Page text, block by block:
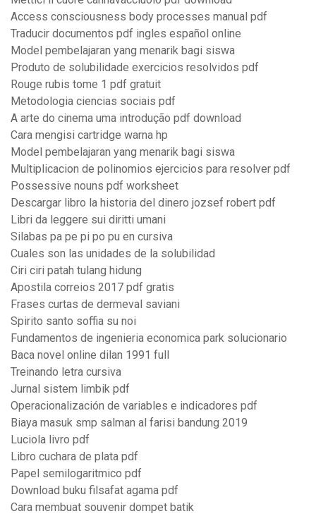
Access consciousness body processes manual pdf
Traducir documentos pdf ingles español online
Model pembelajaran yang menarik bagi siswa
Produto de solubilidade exercicios resolvidos pdf
Rouge rubis tome 1 pdf gratuit
Metodologia ciencias sociais pdf
A arte do cinema uma introdução pdf download
Cara mengisi cartridge warna hp
Model pembelajaran yang menarik bagi siswa
Multiplicacion de polinomios ejercicios para resolver pdf
Possessive nouns pdf worksheet
Descargar libro la historia del dinero jozsef robert pdf
Libri da leggere sui diritti umani
Silabas pa pe pi po pu en cursiva
Cuales son las unidades de la solubilidad
Ciri ciri patah tulang hidung
Apostila correios 2017 pdf gratis
Frases curtas de dermeval saviani
Spirito santo soffia su noi
Fundamentos de ingenieria economica park solucionario
Baca novel online dilan 1991 full
Treinando letra cursiva
Jurnal sistem limbik pdf
Operacionalización de variables e indicadores pdf
Biaya masuk smp salman al farisi bandung 2019
Luciola livro pdf
Libro cuchara de plata pdf
Papel semilogaritmico pdf
Download buku filsafat agama pdf
Cara membuat souvenir dompet batik